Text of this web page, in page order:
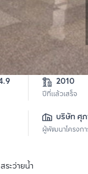
2010
ปีที่แล้วเสร็จ
บริษัท ศุ
ผู้พัฒนาโครงก
สระว่ายน้ำ